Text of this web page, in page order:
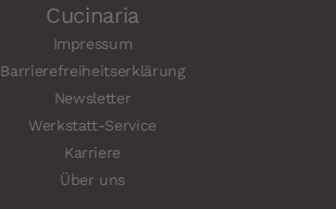
Cucinaria
Impressum
Barrierefreiheitserklärung
Newsletter
Werkstatt-Service
Karriere
Über uns